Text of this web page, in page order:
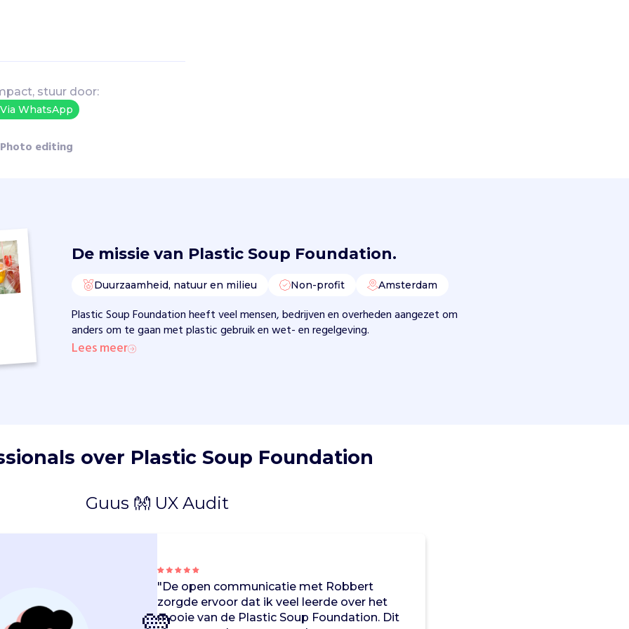
stuur door:
Via WhatsApp
Photo editing
De missie van Plastic Soup Foundation.
Duurzaamheid, natuur en milieu Non-profit Amsterdam
Plastic Soup Foundation heeft veel mensen, bedrijven en overheden aangezet om
anders om te gaan met plastic gebruik en wet- en regelgeving.
Lees meer
over Plastic Soup Foundation
Guus 👐 UX Audit
"De open communicatie met Robbert
zorgde ervoor dat ik veel leerde over het
mooie van de Plastic Soup Foundation. Dit